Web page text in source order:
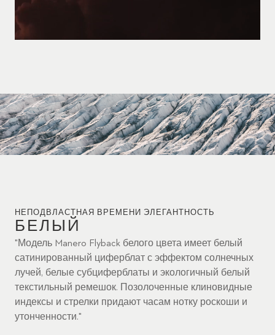
НЕПОДВЛАСТНАЯ ВРЕМЕНИ ЭЛЕГАНТНОСТЬ
БЕЛЫЙ
"Модель Manero Flyback белого цвета имеет белый
сатинированный циферблат с эффектом солнечных
лучей, белые субциферблаты и экологичный белый
текстильный ремешок. Позолоченные клиновидные
индексы и стрелки придают часам нотку роскоши и
утонченности."